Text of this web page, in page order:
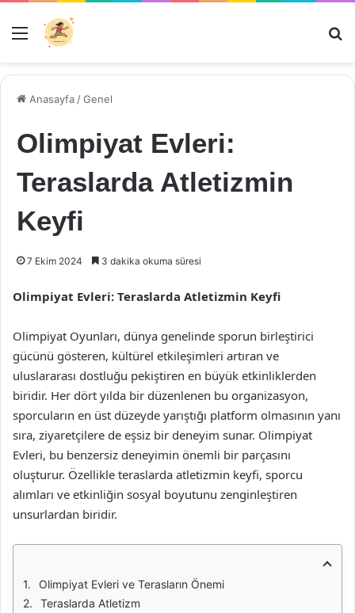
Menü
Anasayfa /Genel
Olimpiyat Evleri:
Teraslarda Atletizmin
Keyfi
7 Ekim 2024 3 dakika okuma süresi
Olimpiyat Evleri: Teraslarda Atletizmin Keyfi
Olimpiyat Oyunları, dünya genelinde sporun birleştirici
gücünü gösteren, kültürel etkileşimleri artıran ve
uluslararası dostluğu pekiştiren en büyük etkinliklerden
biridir. Her dört yılda bir düzenlenen bu organizasyon,
sporcuların en üst düzeyde yarıştığı platform olmasının yanı
sıra, ziyaretçilere de eşsiz bir deneyim sunar. Olimpiyat
Evleri, bu benzersiz deneyimin önemli bir parçasını
oluşturur. Özellikle teraslarda atletizmin keyfi, sporcu
alımları ve etkinliğin sosyal boyutunu zenginleştiren
unsurlardan biridir.
Olimpiyat Evleri ve Terasların Önemi
Teraslarda Atletizm